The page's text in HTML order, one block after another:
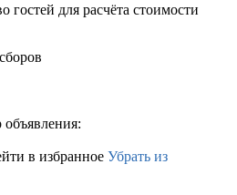
гостей для расчёта стоимости
в избранное Убрать из